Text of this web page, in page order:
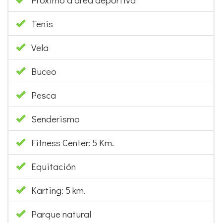
Tenis
Vela
Buceo
Pesca
Senderismo
Fitness Center: 5 Km.
Equitación
Karting: 5 km.
Parque natural